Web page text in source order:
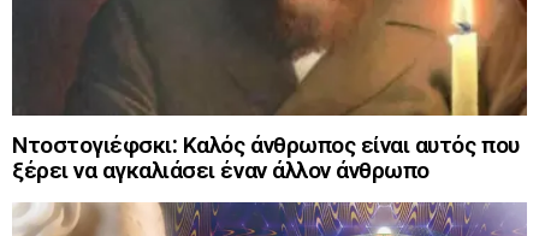
Ντοστογιέφσκι: Καλός άνθρωπος είναι αυτός που
ξέρει να αγκαλιάσει έναν άλλον άνθρωπο